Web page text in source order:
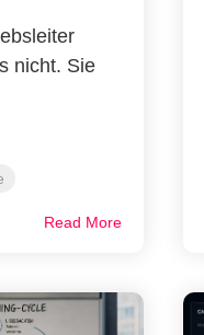
nicht. Sie
Read More